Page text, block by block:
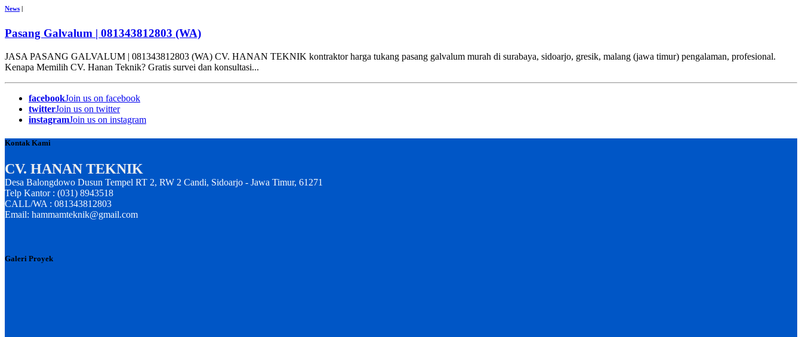
News
Pasang Galvalum | 081343812803 (WA)
JASA PASANG GALVALUM | 081343812803 (WA) CV. HANAN TEKNIK kontraktor harga tukang pasang galvalum murah di surabaya, sidoarjo, gresik, malang (jawa timur) pengalaman, profesional.
Kenapa Memilih CV. Hanan Teknik? Gratis survei dan konsultasi...
facebookJoin us on facebook
twitterJoin us on twitter
instagramJoin us on instagram
Kontak Kami
CV. HANAN TEKNIK
Desa Balongdowo Dusun Tempel RT 2, RW 2 Candi, Sidoarjo - Jawa Timur, 61271
Telp Kantor : (031) 8943518
CALL/WA : 081343812803
Email: hammamteknik@gmail.com
Galeri Proyek